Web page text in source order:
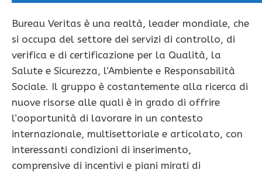
Bureau Veritas è una realtà, leader mondiale, che
si occupa del settore dei servizi di controllo, di
verifica e di certificazione per la Qualità, la
Salute e Sicurezza, l’Ambiente e Responsabilità
Sociale. Il gruppo è costantemente alla ricerca di
nuove risorse alle quali è in grado di offrire
l’ooportunità di lavorare in un contesto
internazionale, multisettoriale e articolato, con
interessanti condizioni di inserimento,
comprensive di incentivi e piani mirati di